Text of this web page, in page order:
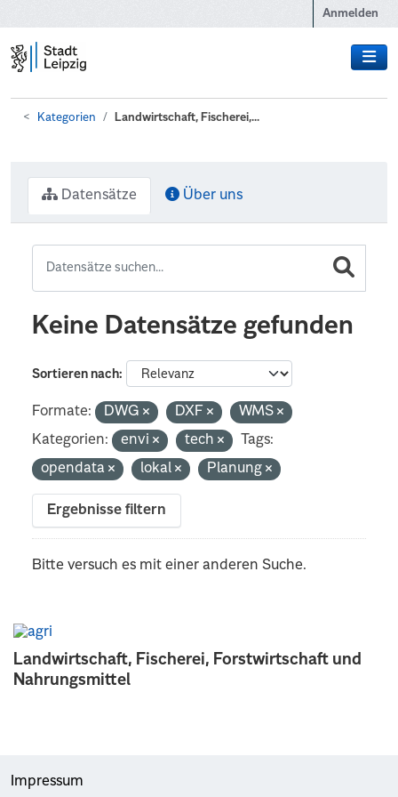
Anmelden
Kategorien Landwirtschaft, Fischerei,...
Landwirtschaft, Fischerei, Forstwirtschaft und
Nahrungsmittel
Datensätze Über uns
Keine Datensätze gefunden
Sortieren nach
Formate: DWG DXF
WMS
Kategorien:
envi tech
Tags:
opendata
lokal Planung
Ergebnisse filtern
Bitte versuch es mit einer anderen Suche.
Impressum